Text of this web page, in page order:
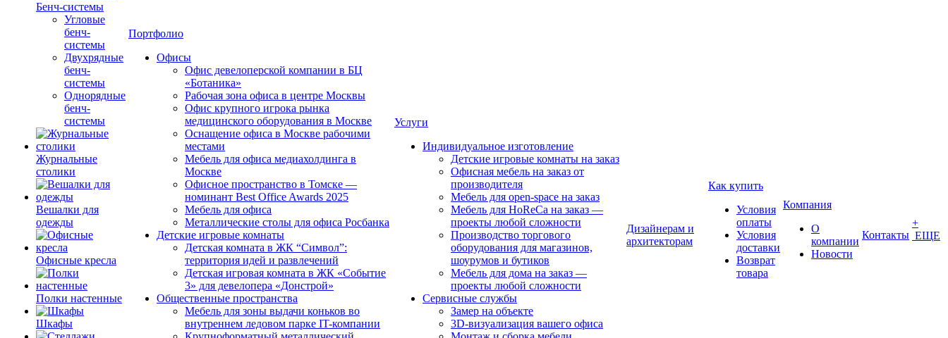
Бенч-системы
Угловые
бенч-
системы
Двухрядные
бенч-
системы
Однорядные
бенч-
системы
Журнальные
столики
Вешалки для
одежды
Офисные кресла
Полки настенные
Шкафы
Портфолио
Офисы
Офис девелоперской компании в БЦ
«Ботаника»
Рабочая зона офиса в центре Москвы
Офис крупного игрока рынка
медицинского оборудования в Москве
Оснащение офиса в Москве рабочими
местами
Мебель для офиса медиахолдинга в
Москве
Офисное пространство в Томске —
номинант Best Office Awards 2025
Мебель для офиса
Металлические столы для офиса Росбанка
Детские игровые комнаты
Детская комната в ЖК “Символ”:
территория идей и развлечений
Детская игровая комната в ЖК «Событие
3» для девелопера «Донстрой»
Общественные пространства
Мебель для зоны выдачи коньков во
внутреннем ледовом парке IT-компании
Услуги
Индивидуальное изготовление
Детские игровые комнаты на заказ
Офисная мебель на заказ от
производителя
Мебель для open-space на заказ
Мебель для HoReCa на заказ —
проекты любой сложности
Производство торгового
оборудования для магазинов,
шоурумов и бутиков
Мебель для дома на заказ —
проекты любой сложности
Сервисные службы
Замер на объекте
3D-визуализация вашего офиса
Дизайнерам и
архитекторам
Как купить
Условия
оплаты
Условия
доставки
Возврат
товара
Компания
О
компании
Новости
Контакты
+
ЕЩЕ